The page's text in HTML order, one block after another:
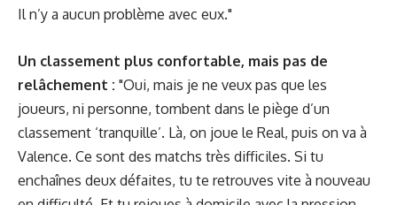
Il n’y a aucun problème avec eux."
Un classement plus confortable, mais pas de
relâchement : "Oui, mais je ne veux pas que les
joueurs, ni personne, tombent dans le piège d’un
classement ‘tranquille’. Là, on joue le Real, puis on va à
Valence. Ce sont des matchs très difficiles. Si tu
enchaînes deux défaites, tu te retrouves vite à nouveau